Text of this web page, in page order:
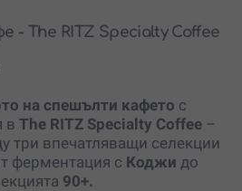
- The RITZ Specialty Coffee
на спешълти кафето с
в The RITZ Specialty Coffee –
три впечатляващи селекции
ферментация с Коджи до
90+.